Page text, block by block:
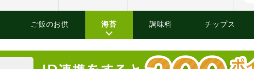
ご飯のお供 海苔 調味料 チップス